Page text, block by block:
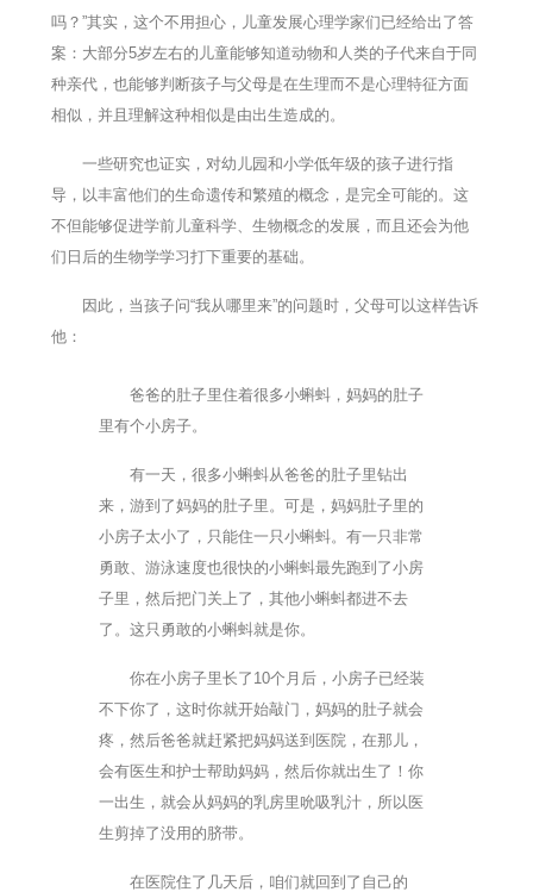
吗？”其实，这个不用担心，儿童发展心理学家们已经给出了答
案：大部分5岁左右的儿童能够知道动物和人类的子代来自于同
种亲代，也能够判断孩子与父母是在生理而不是心理特征方面
相似，并且理解这种相似是由出生造成的。
一些研究也证实，对幼儿园和小学低年级的孩子进行指
导，以丰富他们的生命遗传和繁殖的概念，是完全可能的。这
不但能够促进学前儿童科学、生物概念的发展，而且还会为他
们日后的生物学学习打下重要的基础。
因此，当孩子问“我从哪里来”的问题时，父母可以这样告诉
他：
爸爸的肚子里住着很多小蝌蚪，妈妈的肚子
里有个小房子。
有一天，很多小蝌蚪从爸爸的肚子里钻出
来，游到了妈妈的肚子里。可是，妈妈肚子里的
小房子太小了，只能住一只小蝌蚪。有一只非常
勇敢、游泳速度也很快的小蝌蚪最先跑到了小房
子里，然后把门关上了，其他小蝌蚪都进不去
了。这只勇敢的小蝌蚪就是你。
你在小房子里长了10个月后，小房子已经装
不下你了，这时你就开始敲门，妈妈的肚子就会
疼，然后爸爸就赶紧把妈妈送到医院，在那儿，
会有医生和护士帮助妈妈，然后你就出生了！你
一出生，就会从妈妈的乳房里吮吸乳汁，所以医
生剪掉了没用的脐带。
在医院住了几天后，咱们就回到了自己的